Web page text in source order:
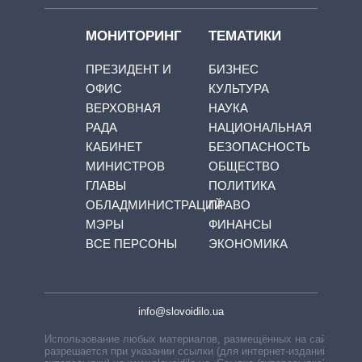
МОНИТОРИНГ
ПРЕЗИДЕНТ И
ОФИС
ВЕРХОВНАЯ
РАДА
КАБИНЕТ
МИНИСТРОВ
ГЛАВЫ
ОБЛАДМИНИСТРАЦИЙ
МЭРЫ
ВСЕ ПЕРСОНЫ
ТЕМАТИКИ
БИЗНЕС
КУЛЬТУРА
НАУКА
НАЦИОНАЛЬНАЯ
БЕЗОПАСНОСТЬ
ОБЩЕСТВО
ПОЛИТИКА
ПРАВО
ФИНАНСЫ
ЭКОНОМИКА
info@slovoidilo.ua
Использование любых материалов, размещённых на сайте,
разрешается при указании ссылки (для интернет-изданий —